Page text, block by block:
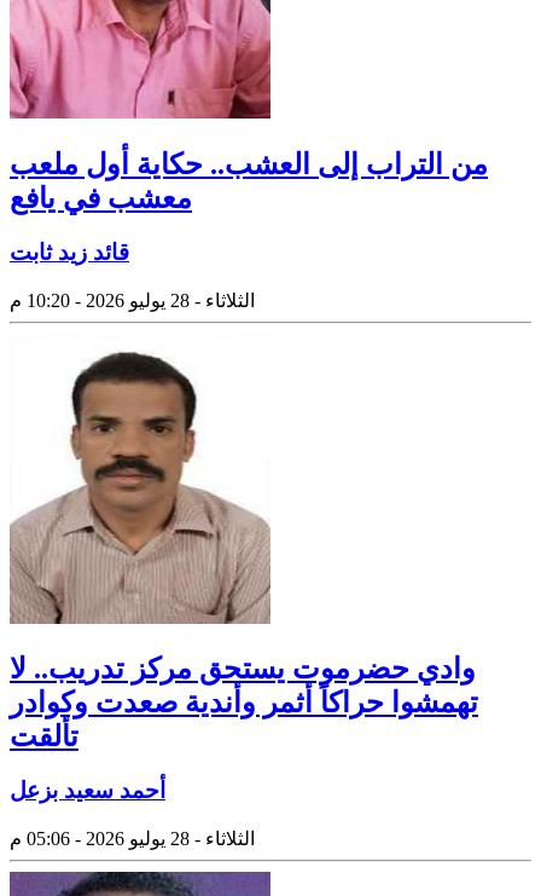
من التراب إلى العشب.. حكاية أول ملعب
معشب في يافع
قائد زيد ثابت
الثلاثاء - 28 يوليو 2026 - 10:20 م
وادي حضرموت يستحق مركز تدريب.. لا
تهمشوا حراكاً أثمر وأندية صعدت وكوادر
تألقت
أحمد سعيد بزعل
الثلاثاء - 28 يوليو 2026 - 05:06 م